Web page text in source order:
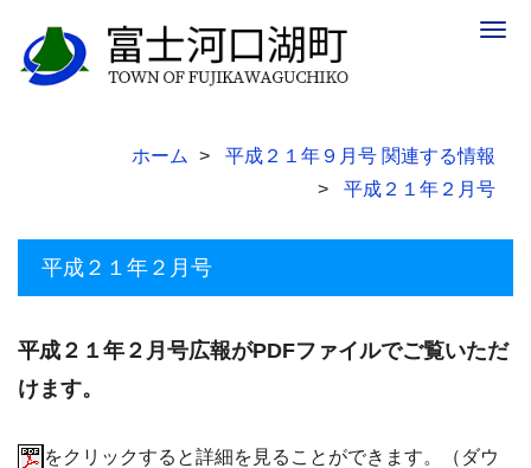
ホーム
平成２１年９月号 関連する情報
平成２１年２月号
平成２１年２月号
平成２１年２月号広報がPDFファイルでご覧いただ
けます。
をクリックすると詳細を見ることができます。（ダウ